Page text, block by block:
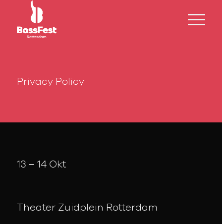
Privacy Policy
13 − 14 Okt
Theater Zuidplein Rotterdam